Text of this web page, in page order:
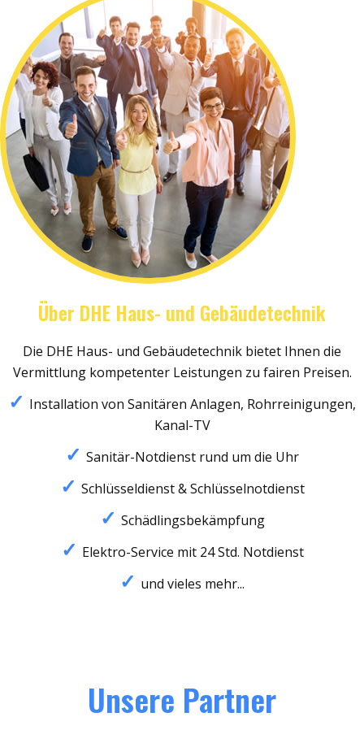
Über DHE Haus- und Gebäudetechnik
Die DHE Haus- und Gebäudetechnik bietet Ihnen die
Vermittlung kompetenter Leistungen zu fairen Preisen.
Installation von Sanitären Anlagen, Rohrreinigungen,
Kanal-TV
Sanitär-Notdienst rund um die Uhr
Schlüsseldienst & Schlüsselnotdienst
Schädlingsbekämpfung
Elektro-Service mit 24 Std. Notdienst
und vieles mehr...
Unsere Partner